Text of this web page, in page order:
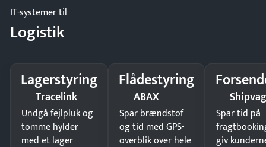
IT-systemer til
Logistik
Lagerstyring
Tracelink
Undgå fejlpluk og
tomme hylder
med et lager
Flådestyring
ABAX
Spar brændstof
og tid med GPS-
overblik over hele
Spar tid på
giv